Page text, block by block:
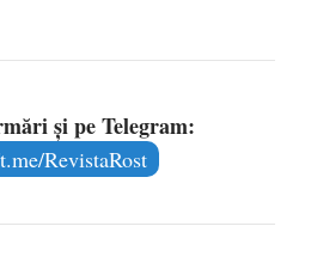
și pe Telegram:
RevistaRost